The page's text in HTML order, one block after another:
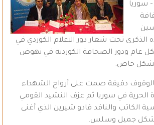
سوريا
الذكرى تحت شعار دور الاعلام الكوردي في
عام ودور الصحافة الكوردية في نهوض
بشكل خاص.
دقيقة صمت على أرواح الشهداء
الحرية في سوريا ثم عزف النشيد القومي
الكاتب والناقد قادو شيرين الذي أغنى
بشكل جميل وسلس.